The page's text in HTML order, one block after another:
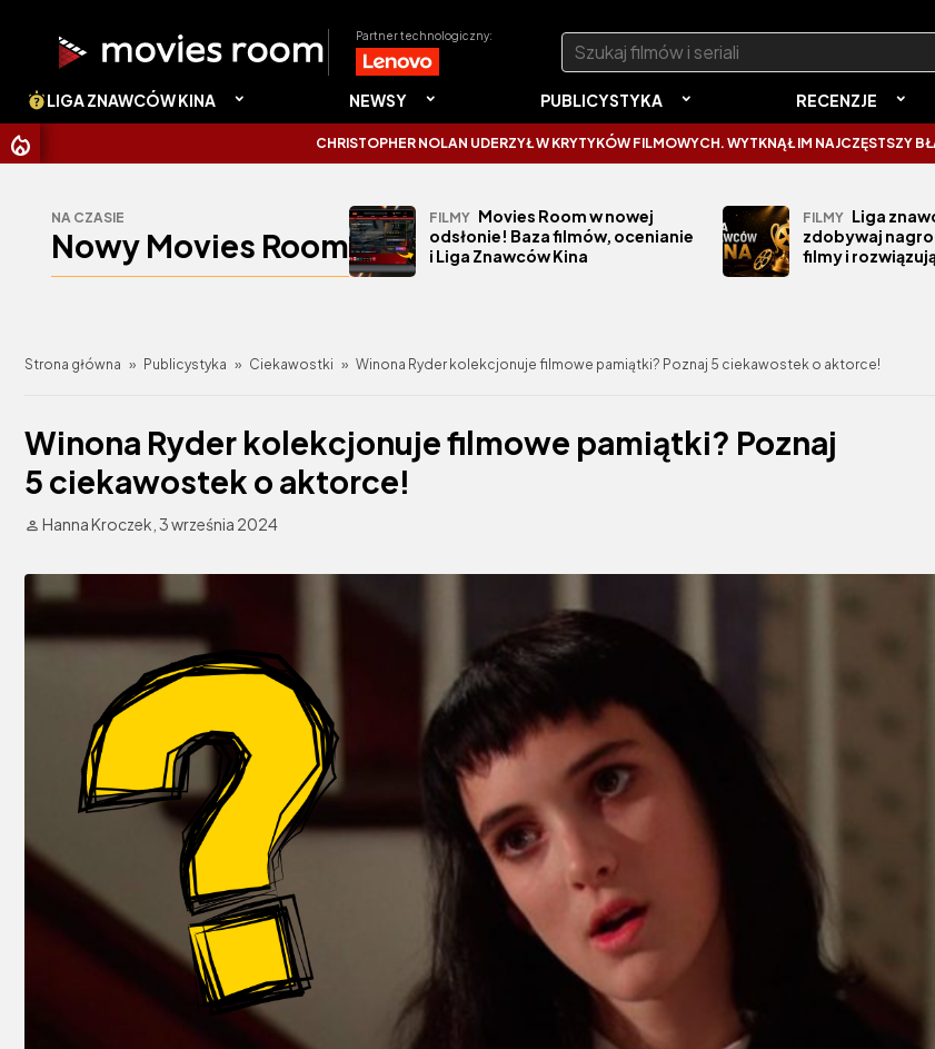
Partner technologiczny: Szukaj:
LIGA ZNAWCÓW KINA NEWSY PUBLICYSTYKA RECENZJE
CHRISTOPHER NOLAN UDERZYŁ W KRYTYKÓW FILMOWYCH. WYTKNĄŁ IM NAJCZĘSTSZY BŁĄD
NA CZASIE
Nowy Movies Room
FILMY Movies Room w nowej
odsłonie! Baza filmów, ocenianie
i Liga Znawców Kina
FILMY Liga
zdobywaj
filmy i
Strona główna » Publicystyka » Ciekawostki » Winona Ryder kolekcjonuje filmowe pamiątki? Poznaj 5 ciekawostek o aktorce!
Winona Ryder kolekcjonuje filmowe pamiątki? Poznaj
5 ciekawostek o aktorce!
Hanna Kroczek, 3 września 2024